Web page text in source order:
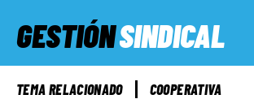
GESTIÓNSINDICAL
ACTUALIDAD
TEMA RELACIONADO COOPERATIVA